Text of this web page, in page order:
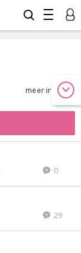
meer info
0
29